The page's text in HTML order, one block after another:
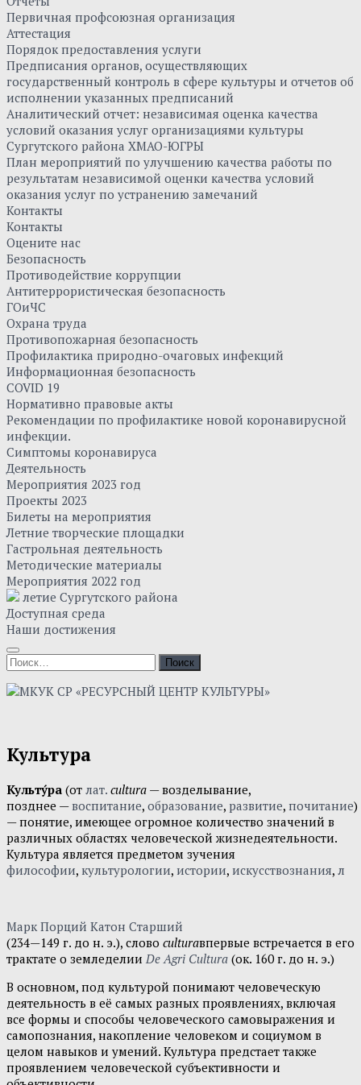
Первичная профсоюзная организация
Аттестация
Порядок предоставления услуги
Предписания органов, осуществляющих
государственный контроль в сфере культуры и отчетов об
исполнении указанных предписаний
Аналитический отчет: независимая оценка качества
условий оказания услуг организациями культуры
Сургутского района ХМАО-ЮГРЫ
План мероприятий по улучшению качества работы по
результатам независимой оценки качества условий
оказания услуг по устранению замечаний
Контакты
Контакты
Оцените нас
Безопасность
Противодействие коррупции
Антитеррористическая безопасность
ГОиЧС
Охрана труда
Противопожарная безопасность
Профилактика природно-очаговых инфекций
Информационная безопасность
COVID 19
Нормативно правовые акты
Рекомендации по профилактике новой коронавирусной
инфекции.
Симптомы коронавируса
Деятельность
Мероприятия 2023 год
Проекты 2023
Билеты на мероприятия
Летние творческие площадки
Гастрольная деятельность
Методические материалы
Мероприятия 2022 год
летие Сургутского района
Доступная среда
Наши достижения
Найти:
Культура
Культу́ра (от лат. cultura — возделывание,
позднее —воспитание, образование, развитие, почитание)
— понятие, имеющее огромное количество значений в
различных областях человеческой жизнедеятельности.
Культура является предметом зучения
философии, культурологии, истории, искусствознания, л
Марк Порций Катон Старший
(234—149 г. до н. э.), слово culturaвпервые встречается в его
трактате о земледелии De Agri Cultura (ок. 160 г. до н. э.)
В основном, под культурой понимают человеческую
деятельность в её самых разных проявлениях, включая
все формы и способы человеческого самовыражения и
самопознания, накопление человеком и социумом в
целом навыков и умений. Культура предстает также
проявлением человеческой субъективности и